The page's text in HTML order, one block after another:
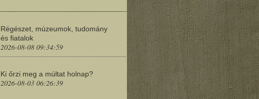
Régészet, múzeumok, tudomány
és fiatalok
2026-08-08 09:34:59
Ki őrzi meg a múltat holnap?
2026-08-03 06:26:39